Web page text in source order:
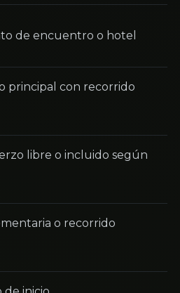
de encuentro o hotel
principal con recorrido
libre o incluido según
o recorrido